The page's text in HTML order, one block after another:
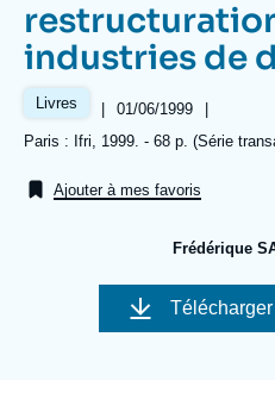
principale
L'Ifri
Analyses
Se
industries de
Livres |
Date
de
publication
01/06/1999
|
Références
Paris : Ifri, 1999. - 68 p. (Série
Ajouter à mes favoris
Frédérique
Télécharger